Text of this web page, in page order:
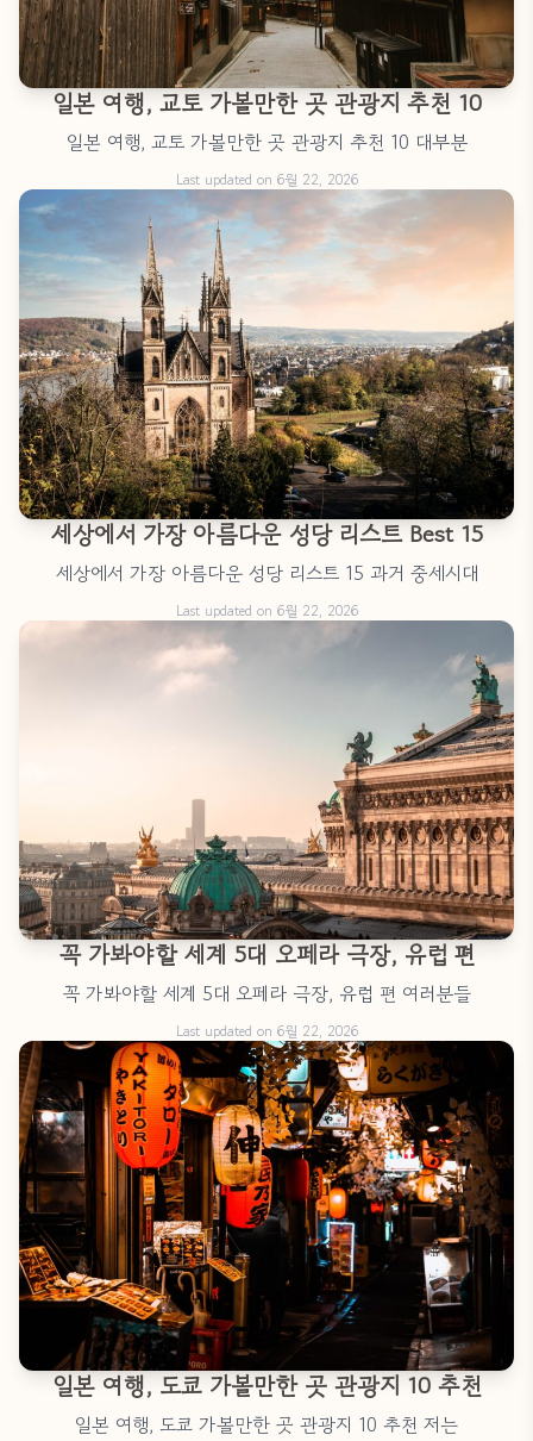
일본 여행, 교토 가볼만한 곳 관광지 추천 10
일본 여행, 교토 가볼만한 곳 관광지 추천 10 대부분
Last updated on 6월 22, 2026
세상에서 가장 아름다운 성당 리스트 Best 15
세상에서 가장 아름다운 성당 리스트 15 과거 중세시대
Last updated on 6월 22, 2026
꼭 가봐야할 세계 5대 오페라 극장, 유럽 편
꼭 가봐야할 세계 5대 오페라 극장, 유럽 편 여러분들
Last updated on 6월 22, 2026
일본 여행, 도쿄 가볼만한 곳 관광지 10 추천
일본 여행, 도쿄 가볼만한 곳 관광지 10 추천 저는